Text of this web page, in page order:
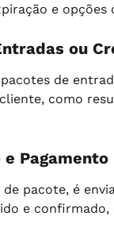
e opções
ou
de
como
Pagamento
pacote, é
e